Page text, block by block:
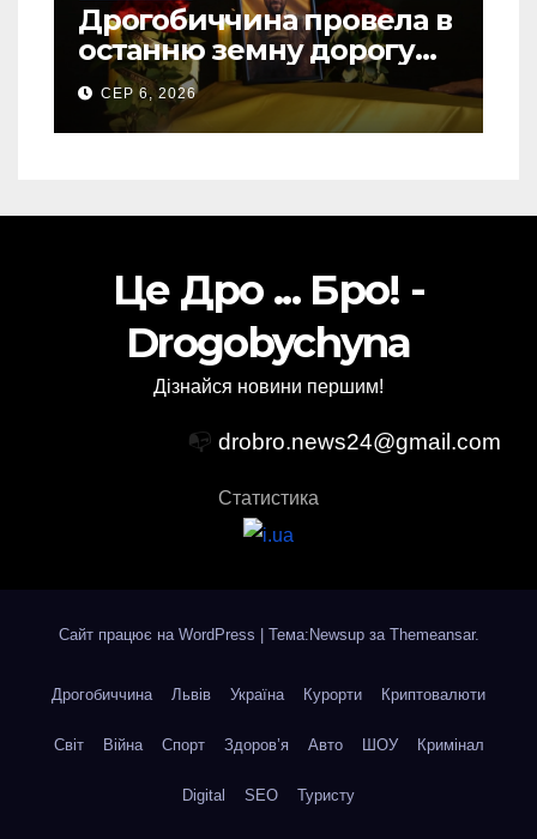
Дрогобиччина провела в
останню земну дорогу
свого Захисника – Олега
Торського
СЕР 6, 2026
Це Дро ... Бро! -
Drogobychyna
Дізнайся новини першим!
📭 drobro.news24@gmail.com
Статистика
Сайт працює на WordPress | Тема:Newsup за Themeansar.
Дрогобиччина Львів Україна Курорти Криптовалюти
Світ Війна Спорт Здоров’я Авто ШОУ Кримінал
Digital SEO Туристу